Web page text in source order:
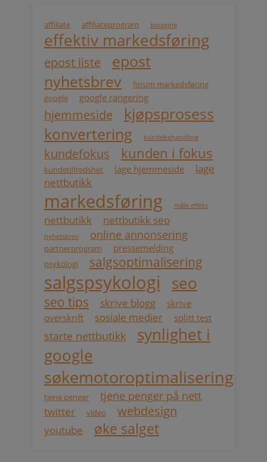
affiliate affiliateprogram blogging
effektiv markedsføring
epost liste
epost
nyhetsbrev
forum markedsføring
google
google rangering
hjemmeside
kjøpsprosess
konvertering
kundebehandling
kundefokus kunden i fokus
kundetilfredshet lage hjemmeside
lage
nettbutikk
markedsføring måle effekt
nettbutikk nettbutikk seo
nyhetsbrev online annonsering
partnerprogram pressemelding
psykologi salgsoptimalisering
salgspsykologi seo
seo tips skrive blogg
skrive
overskrift
sosiale medier splitt test
starte nettbutikk
synlighet i
google
søkemotoroptimalisering
tjene penger tjene penger på nett
twitter video webdesign
youtube øke salget